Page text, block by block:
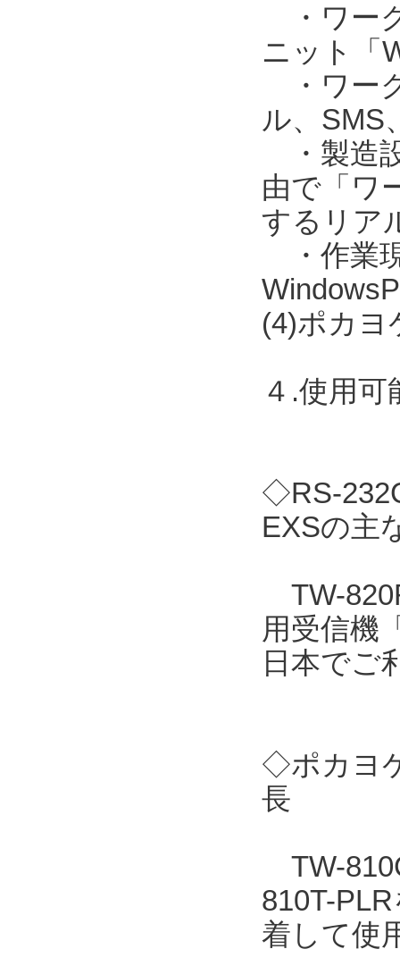
・ワー
ニット「
・ワー
ル、SMS
・製造
由で「ワ
するリア
・作業
(4)ポカヨ
４.使用
◇RS-
EXSの主
TW-
用受信機
日本でご
◇ポカヨ
長
TW-
810T-
着して使